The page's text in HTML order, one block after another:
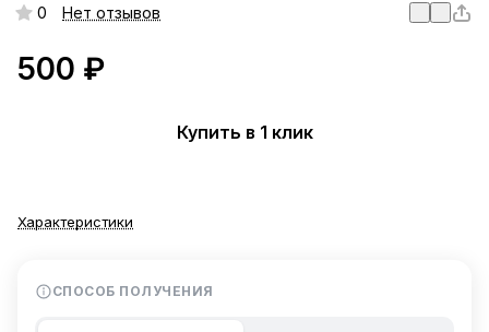
0 Нет отзывов
500 ₽
Купить в 1 клик
Характеристики
СПОСОБ ПОЛУЧЕНИЯ